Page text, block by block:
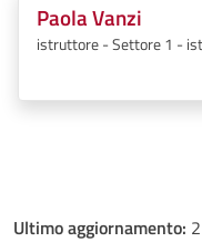
Paola Vanzi
istruttore - Settore 1 -
Ultimo aggiornamento: